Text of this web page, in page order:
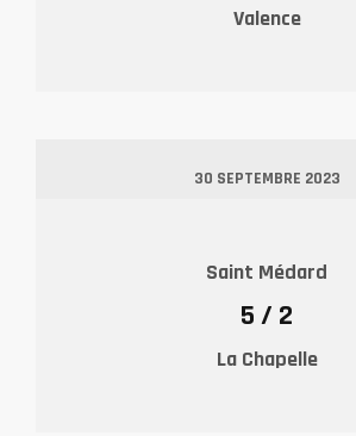
Valence
30 SEPTEMBRE 2023
Saint Médard
5 / 2
La Chapelle